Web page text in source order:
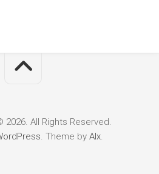
All Rights Reserved.
. Theme by Alx.